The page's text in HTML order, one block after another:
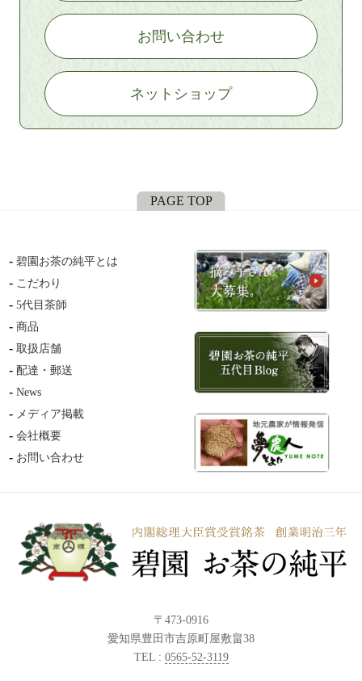
お問い合わせ
ネットショップ
PAGE TOP
碧園お茶の純平とは
こだわり
5代目茶師
商品
取扱店舗
配達・郵送
News
メディア掲載
会社概要
お問い合わせ
〒473-0916
愛知県豊田市吉原町屋敷畠38
TEL : 0565-52-3119